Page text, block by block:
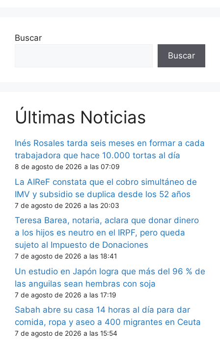
Buscar
Buscar
Últimas Noticias
Inés Rosales tarda seis meses en formar a cada
trabajadora que hace 10.000 tortas al día
8 de agosto de 2026 a las 07:09
La AIReF constata que el cobro simultáneo de
IMV y subsidio se duplica desde los 52 años
7 de agosto de 2026 a las 20:03
Teresa Barea, notaria, aclara que donar dinero
a los hijos es neutro en el IRPF, pero queda
sujeto al Impuesto de Donaciones
7 de agosto de 2026 a las 18:41
Un estudio en Japón logra que más del 96 % de
las anguilas sean hembras con soja
7 de agosto de 2026 a las 17:19
Sabah abre su casa 14 horas al día para dar
comida, ropa y aseo a 400 migrantes en Ceuta
7 de agosto de 2026 a las 15:54